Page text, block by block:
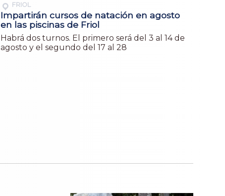
FRIOL
Impartirán cursos de natación en agosto
en las piscinas de Friol
Habrá dos turnos. El primero será del 3 al 14 de
agosto y el segundo del 17 al 28